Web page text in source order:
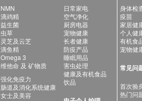
NMN
滴鸡精
益生菌
虫草
灵芝及云芝
滴鱼精
Omega 3
维他命 及 矿物质
强化免疫力
肠道及消化系统健康
女士及美容
日常家电
空气净化
厨房电器
宠物健康
长者健康
防疫产品
睡眠用品
害虫处理
健康及有机食品
饮品
身体检
疫苗
家居健
个人健
有机食
宠物健
常见问
首次验
热门问